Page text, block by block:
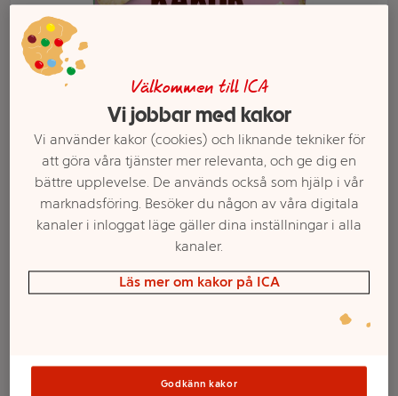
popcorn 50g ICA
Välj butik och handla
Sortimentet kan variera mellan butikerna
Välkommen till ICA
Vi jobbar med kakor
Vi använder kakor (cookies) och liknande tekniker för
att göra våra tjänster mer relevanta, och ge dig en
bättre upplevelse. De används också som hjälp i vår
marknadsföring. Besöker du någon av våra digitala
kanaler i inloggat läge gäller dina inställningar i alla
kanaler.
Läs mer om kakor på ICA
Godkänn kakor